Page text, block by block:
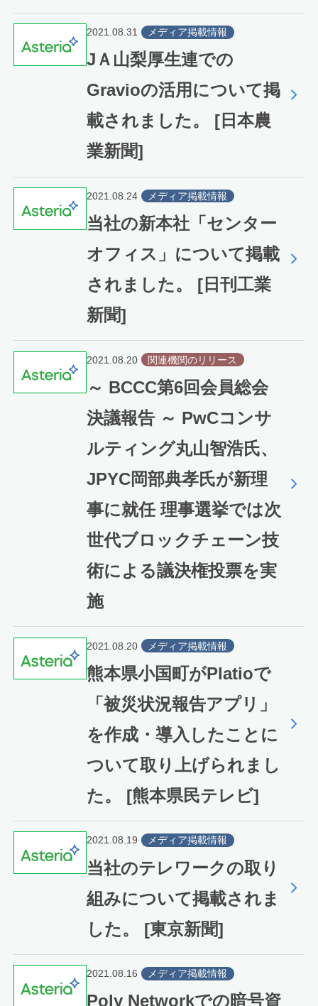
2021.08.31 メディア掲載情報
JＡ山梨厚生連での
Gravioの活用について掲
載されました。 [日本農
業新聞]
2021.08.24 メディア掲載情報
当社の新本社「センター
オフィス」について掲載
されました。 [日刊工業
新聞]
2021.08.20 関連機関のリリース
～ BCCC第6回会員総会
決議報告 ～ PwCコンサ
ルティング丸山智浩氏、
JPYC岡部典孝氏が新理
事に就任 理事選挙では次
世代ブロックチェーン技
術による議決権投票を実
施
2021.08.20 メディア掲載情報
熊本県小国町がPlatioで
「被災状況報告アプリ」
を作成・導入したことに
ついて取り上げられまし
た。 [熊本県民テレビ]
2021.08.19 メディア掲載情報
当社のテレワークの取り
組みについて掲載されま
した。 [東京新聞]
2021.08.16 メディア掲載情報
Poly Networkでの暗号資